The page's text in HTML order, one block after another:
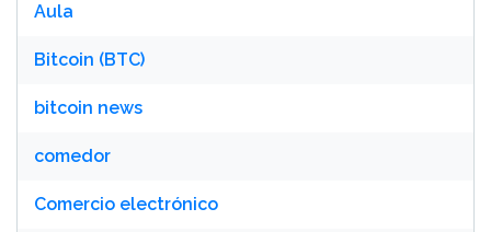
Aula
Bitcoin (BTC)
bitcoin news
comedor
Comercio electrónico